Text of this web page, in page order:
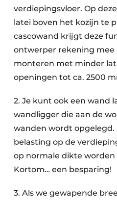
verdiepingsvloer. Op
latei boven het kozijn te
cascowand krijgt deze
ontwerper rekening mee
monteren met minder
openingen tot ca. 2500
2. Je kunt ook een wand
wandligger die aan de
wanden wordt
belasting op de
op normale dikte
Kortom… een besparing!
3. Als we gewapende